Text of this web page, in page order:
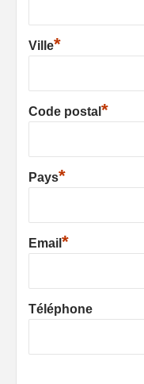
Ville*
Code postal *
Pays*
Email *
Téléphone